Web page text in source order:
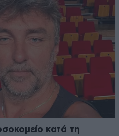
κατά τη